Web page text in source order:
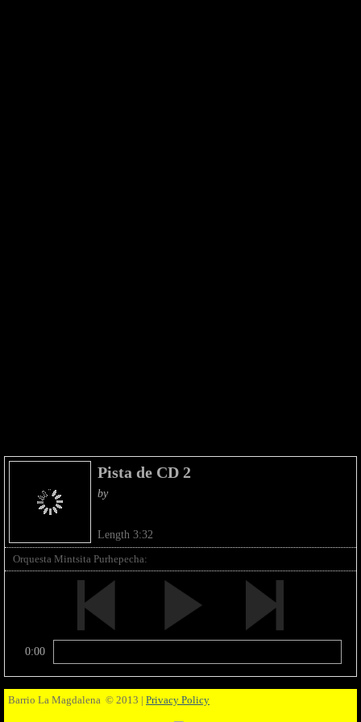
Pista de CD 2
by
Length 3:32
Orquesta Mintsita Purhepecha:
0:00
Barrio La Magdalena © 2013 | Privacy Policy